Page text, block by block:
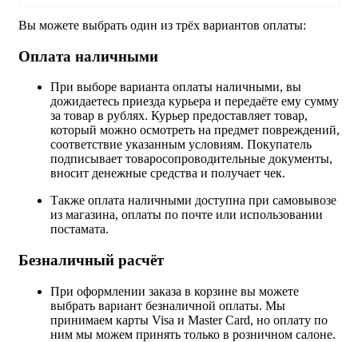
Вы можете выбрать один из трёх вариантов оплаты:
Оплата наличными
При выборе варианта оплаты наличными, вы
дожидаетесь приезда курьера и передаёте ему сумму
за товар в рублях. Курьер предоставляет товар,
который можно осмотреть на предмет повреждений,
соответствие указанным условиям. Покупатель
подписывает товаросопроводительные документы,
вносит денежные средства и получает чек.
Также оплата наличными доступна при самовывозе
из магазина, оплаты по почте или использовании
постамата.
Безналичный расчёт
При оформлении заказа в корзине вы можете
выбрать вариант безналичной оплаты. Мы
принимаем карты Visa и Master Card, но оплату по
ним мы можем принять только в розничном салоне.